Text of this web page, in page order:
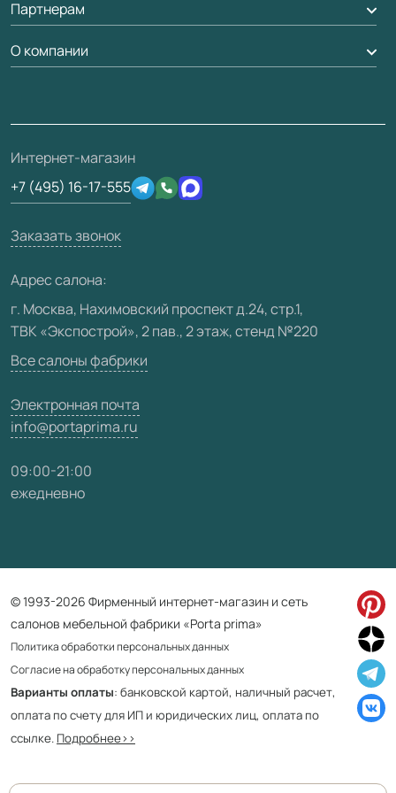
Рейки, баффели, стеллажи
Погонаж
Гарантия
Вопрос-ответ
Отзывы клиентов
Техническая информация
Юридическая информация
Вызов замерщика
Доставка
Партнерам
Дизайнерам / архитекторам
Скачать материалы
3D-модели
О компании
О фабрике
Сертификаты
Производство
Вакансии
Видео
Карта сайта
Интернет-магазин
+7 (495) 16-17-555
Заказать звонок
Адрес салона:
г. Москва, Нахимовский проспект д.24, стр.1,
ТВК «Экспострой», 2 пав., 2 этаж, стенд №220
Все салоны фабрики
Электронная почта
info@portaprima.ru
09:00-21:00
ежедневно
© 1993-2026 Фирменный интернет-магазин и сеть
салонов мебельной фабрики «Porta prima»
Политика обработки персональных данных
Согласие на обработку персональных данных
Варианты оплаты: банковской картой, наличный расчет,
оплата по счету для ИП и юридических лиц, оплата по
ссылке. Подробнее>>